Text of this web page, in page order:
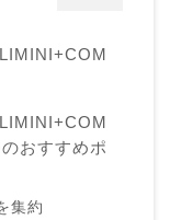
おすすめポ
集約